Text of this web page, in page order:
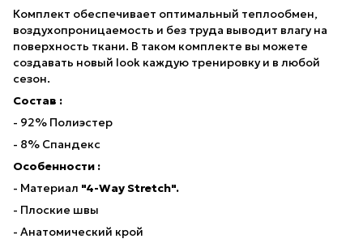
Комплект обеспечивает оптимальный теплообмен,
воздухопроницаемость и без труда выводит влагу на
поверхность ткани. В таком комплекте вы можете
создавать новый look каждую тренировку и в любой
сезон.
Состав :
- 92% Полиэстер
- 8% Спандекс
Особенности :
- Материал "4-Way Stretch".
- Плоские швы
- Анатомический крой